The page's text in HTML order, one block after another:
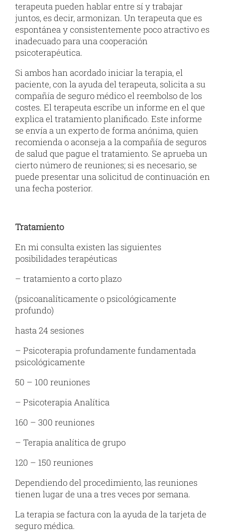
terapeuta pueden hablar entre sí y trabajar
juntos, es decir, armonizan. Un terapeuta que es
espontánea y consistentemente poco atractivo es
inadecuado para una cooperación
psicoterapéutica.
Si ambos han acordado iniciar la terapia, el
paciente, con la ayuda del terapeuta, solicita a su
compañía de seguro médico el reembolso de los
costes. El terapeuta escribe un informe en el que
explica el tratamiento planificado. Este informe
se envía a un experto de forma anónima, quien
recomienda o aconseja a la compañía de seguros
de salud que pague el tratamiento. Se aprueba un
cierto número de reuniones; si es necesario, se
puede presentar una solicitud de continuación en
una fecha posterior.
Tratamiento
En mi consulta existen las siguientes
posibilidades terapéuticas
– tratamiento a corto plazo
(psicoanalíticamente o psicológicamente
profundo)
hasta 24 sesiones
– Psicoterapia profundamente fundamentada
psicológicamente
50 – 100 reuniones
– Psicoterapia Analítica
160 – 300 reuniones
– Terapia analítica de grupo
120 – 150 reuniones
Dependiendo del procedimiento, las reuniones
tienen lugar de una a tres veces por semana.
La terapia se factura con la ayuda de la tarjeta de
seguro médica.